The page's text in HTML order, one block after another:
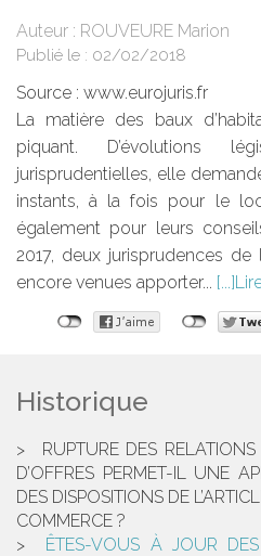
Auteur : ROUVEURE Marion
Publié le : 02/02/2018
Source : www.eurojuris.fr
La matière des baux
piquant. D’évolutions
jurisprudentielles, elle
instants, à la fois pour le
également pour leurs
2017, deux jurisprudences
encore venues apporter...
Historique
RUPTURE DES RELATIONS
D’OFFRES PERMET-IL UNE
DES DISPOSITIONS DE
COMMERCE ?
ÊTES-VOUS À JOUR